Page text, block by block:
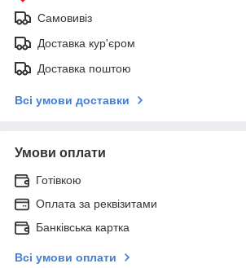
Самовивіз
Доставка кур'єром
Доставка поштою
Всі умови доставки
Умови оплати
Готівкою
Оплата за реквізитами
Банківська картка
Всі умови оплати